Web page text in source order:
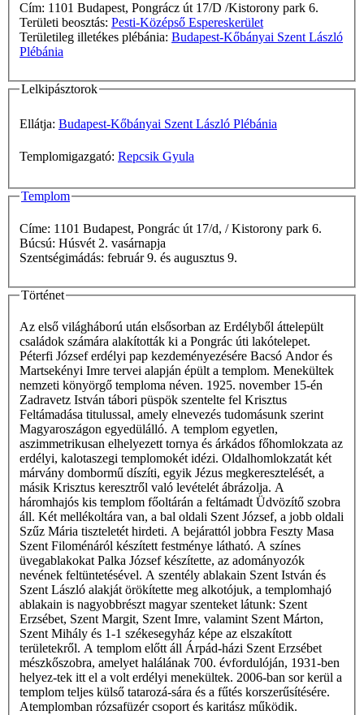
Cím: 1101 Budapest, Pongrácz út 17/D /Kistorony park 6.
Területi beosztás: Pesti-Középső Espereskerület
Területileg illetékes plébánia: Budapest-Kőbányai Szent László
Plébánia
Lelkipásztorok
Ellátja: Budapest-Kőbányai Szent László Plébánia
Templomigazgató: Repcsik Gyula
Templom
Címe: 1101 Budapest, Pongrác út 17/d, / Kistorony park 6.
Búcsú: Húsvét 2. vasárnapja
Szentségimádás: február 9. és augusztus 9.
Történet
Az első világháború után elsősorban az Erdélyből áttelepült
családok számára alakították ki a Pongrác úti lakótelepet.
Péterfi József erdélyi pap kezdeményezésére Bacsó Andor és
Martsekényi Imre tervei alapján épült a templom. Menekültek
nemzeti könyörgő temploma néven. 1925. november 15-én
Zadravetz István tábori püspök szentelte fel Krisztus
Feltámadása titulussal, amely elnevezés tudomásunk szerint
Magyaroszágon egyedülálló. A templom egyetlen,
aszimmetrikusan elhelyezett tornya és árkádos főhomlokzata az
erdélyi, kalotaszegi templomokét idézi. Oldalhomlokzatát két
márvány dombormű díszíti, egyik Jézus megkeresztelését, a
másik Krisztus keresztről való levételét ábrázolja. A
háromhajós kis templom főoltárán a feltámadt Üdvözítő szobra
áll. Két mellékoltára van, a bal oldali Szent József, a jobb oldali
Szűz Mária tiszteletét hirdeti. A bejárattól jobbra Feszty Masa
Szent Filoménáról készített festménye látható. A színes
üvegablakokat Palka József készítette, az adományozók
nevének feltüntetésével. A szentély ablakain Szent István és
Szent László alakját örökítette meg alkotójuk, a templomhajó
ablakain is nagyobbrészt magyar szenteket látunk: Szent
Erzsébet, Szent Margit, Szent Imre, valamint Szent Márton,
Szent Mihály és 1-1 székesegyház képe az elszakított
területekről. A templom előtt áll Árpád-házi Szent Erzsébet
mészkőszobra, amelyet halálának 700. évfordulóján, 1931-ben
helyez-tek itt el a volt erdélyi menekültek. 2006-ban sor kerül a
templom teljes külső tatarozá-sára és a fűtés korszerűsítésére.
Atemplomban rózsafüzér csoport és karitász működik.